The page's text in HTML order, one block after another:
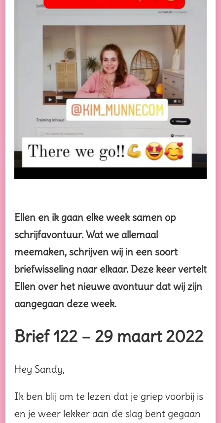
Ellen en ik gaan elke week samen op
schrijfavontuur. Wat we allemaal
meemaken, schrijven wij in een soort
briefwisseling naar elkaar. Deze keer vertelt
Ellen over het nieuwe avontuur dat wij zijn
aangegaan deze week.
Brief 122 – 29 maart 2022
Hey Sandy,
Ik ben blij om te lezen dat je griep voorbij is
en je weer lekker aan de slag bent gegaan